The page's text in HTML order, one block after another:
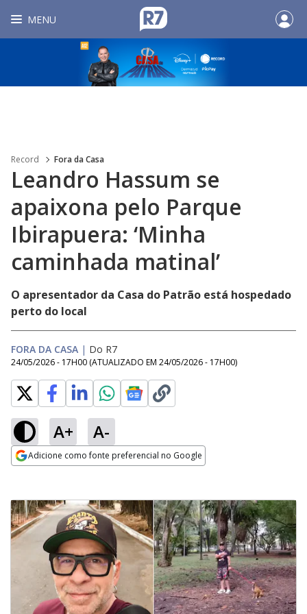
MENU
Record Fora da Casa
Leandro Hassum se
apaixona pelo Parque
Ibirapuera: ‘Minha
caminhada matinal’
O apresentador da Casa do Patrão está hospedado
perto do local
FORA DA CASA | Do R7
24/05/2026 - 17H00 (ATUALIZADO EM 24/05/2026 - 17H00)
A+ A-
Adicione como fonte preferencial no Google